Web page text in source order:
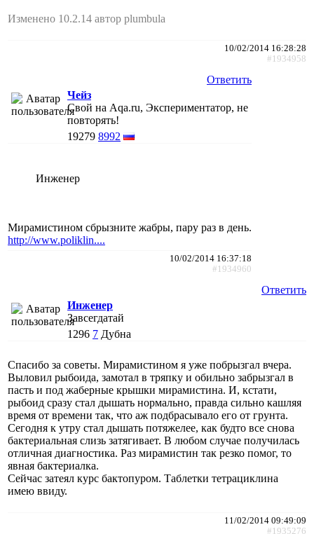
Изменено 10.2.14 автор plumbula
10/02/2014 16:28:28
#1934958
Ответить
Чейз
Свой на Aqa.ru, Экспериментатор, не
повторять!
19279 8992
Инженер
Мирамистином сбрызните жабры, пару раз в день.
http://www.poliklin....
10/02/2014 16:37:18
#1934960
Ответить
Инженер
Завсегдатай
1296 7 Дубна
Спасибо за советы. Мирамистином я уже побрызгал вчера.
Выловил рыбоида, замотал в тряпку и обильно забрызгал в
пасть и под жаберные крышки мирамистина. И, кстати,
рыбоид сразу стал дышать нормально, правда сильно кашляя
время от времени так, что аж подбрасывало его от грунта.
Сегодня к утру стал дышать потяжелее, как будто все снова
бактериальная слизь затягивает. В любом случае получилась
отличная диагностика. Раз мирамистин так резко помог, то
явная бактериалка.
Сейчас затеял курс бактопуром. Таблетки тетрациклина
имею ввиду.
11/02/2014 09:49:09
#1935276